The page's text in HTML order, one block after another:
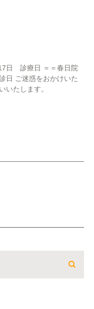
日 診療日 ＝＝春日院
ご迷惑をおかけいた
いたします。